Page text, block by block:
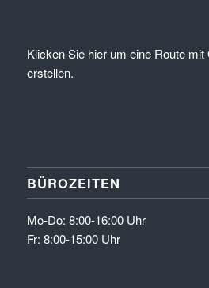
Klicken Sie hier um eine Route
erstellen.
BÜROZEITEN
Mo-Do: 8:00-16:00 Uhr
Fr: 8:00-15:00 Uhr